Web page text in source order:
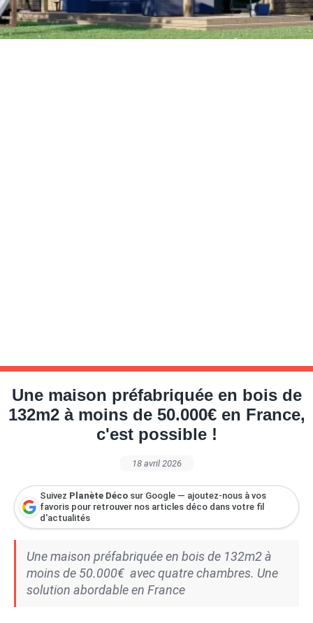
Petite Surface
Piscine Question De Style
Renovation
Revue De Week End
Tiny House
Une maison préfabriquée en bois de
132m2 à moins de 50.000€ en France,
c'est possible !
18 avril 2026
Suivez Planète Déco sur Google — ajoutez-nous à vos
favoris pour retrouver nos articles déco dans votre fil
d'actualités
Une maison préfabriquée en bois de 132m2 à
moins de 50.000€ avec quatre chambres. Une
solution abordable en France